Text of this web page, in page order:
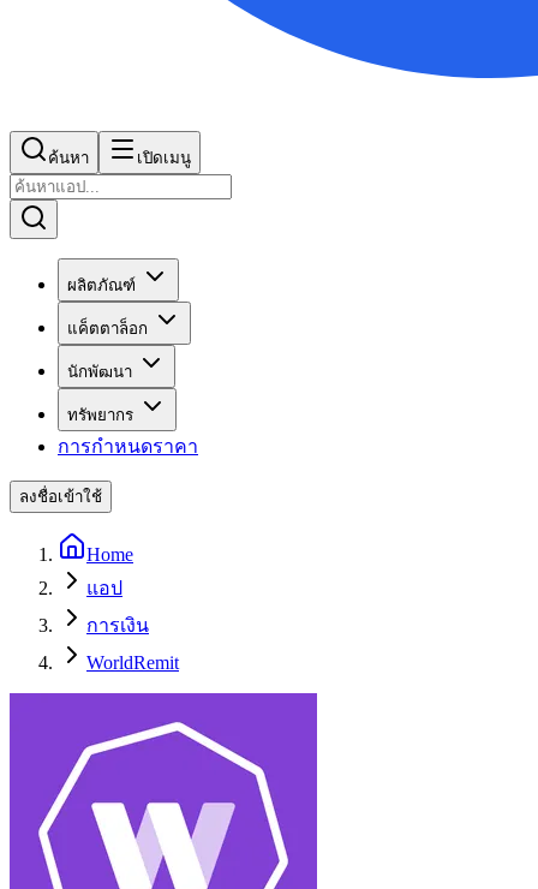
ค้นหา เปิดเมนู
ผลิตภัณฑ์
แค็ตตาล็อก
นักพัฒนา
ทรัพยากร
การกำหนดราคา
ลงชื่อเข้าใช้
Home
แอป
การเงิน
WorldRemit